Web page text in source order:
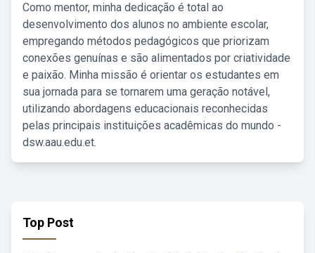
Como mentor, minha dedicação é total ao
desenvolvimento dos alunos no ambiente escolar,
empregando métodos pedagógicos que priorizam
conexões genuínas e são alimentados por criatividade
e paixão. Minha missão é orientar os estudantes em
sua jornada para se tornarem uma geração notável,
utilizando abordagens educacionais reconhecidas
pelas principais instituições acadêmicas do mundo -
dsw.aau.edu.et.
Top Post